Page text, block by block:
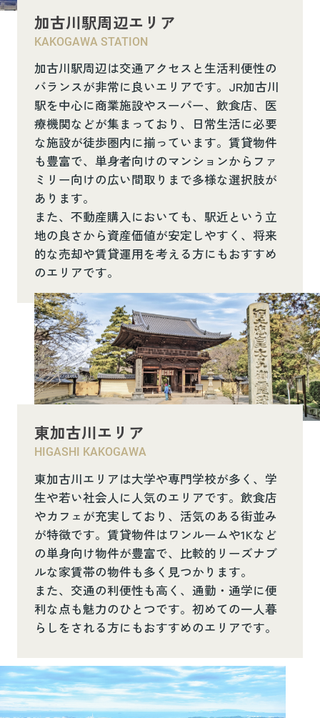
加古川駅周辺エリア
KAKOGAWA STATION
加古川駅周辺は交通アクセスと生活利便性の
バランスが非常に良いエリアです。JR加古川
駅を中心に商業施設やスーパー、飲食店、医
療機関などが集まっており、日常生活に必要
な施設が徒歩圏内に揃っています。賃貸物件
も豊富で、単身者向けのマンションからファ
ミリー向けの広い間取りまで多様な選択肢が
あります。
また、不動産購入においても、駅近という立
地の良さから資産価値が安定しやすく、将来
的な売却や賃貸運用を考える方にもおすすめ
のエリアです。
東加古川エリア
HIGASHI KAKOGAWA
東加古川エリアは大学や専門学校が多く、学
生や若い社会人に人気のエリアです。飲食店
やカフェが充実しており、活気のある街並み
が特徴です。賃貸物件はワンルームや1Kなど
の単身向け物件が豊富で、比較的リーズナブ
ルな家賃帯の物件も多く見つかります。
また、交通の利便性も高く、通勤・通学に便
利な点も魅力のひとつです。初めての一人暮
らしをされる方にもおすすめのエリアです。